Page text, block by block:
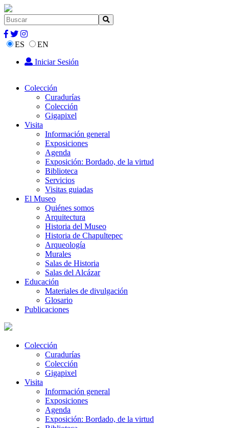
ES
EN
Iniciar Sesión
Colección
Curadurías
Colección
Gigapixel
Visita
Información general
Exposiciones
Agenda
Exposición: Bordado, de la virtud
Biblioteca
Servicios
Visitas guiadas
El Museo
Quiénes somos
Arquitectura
Historia del Museo
Historia de Chapultepec
Arqueología
Murales
Salas de Historia
Salas del Alcázar
Educación
Materiales de divulgación
Glosario
Publicaciones
Colección
Curadurías
Colección
Gigapixel
Visita
Información general
Exposiciones
Agenda
Exposición: Bordado, de la virtud